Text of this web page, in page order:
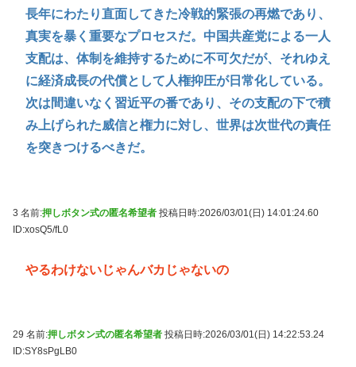
長年にわたり直面してきた冷戦的緊張の再燃であり、
真実を暴く重要なプロセスだ。中国共産党による一人
支配は、体制を維持するために不可欠だが、それゆえ
に経済成長の代償として人権抑圧が日常化している。
次は間違いなく習近平の番であり、その支配の下で積
み上げられた威信と権力に対し、世界は次世代の責任
を突きつけるべきだ。
3 名前:押しボタン式の匿名希望者 投稿日時:2026/03/01(日) 14:01:24.60
ID:xosQ5/fL0
やるわけないじゃんバカじゃないの
29 名前:押しボタン式の匿名希望者 投稿日時:2026/03/01(日) 14:22:53.24
ID:SY8sPgLB0